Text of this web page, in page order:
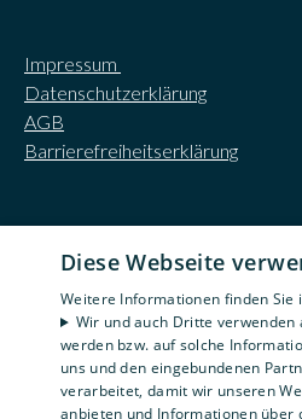
Impressum
Datenschutzerklärung
AGB
Barrierefreiheitserklärung
Diese Webseite
Weitere Informationen finden Sie
Wir und auch Dritte
werden bzw. auf solche
uns und den eingebundenen
verarbeitet, damit wir unseren
anbieten und Informationen über